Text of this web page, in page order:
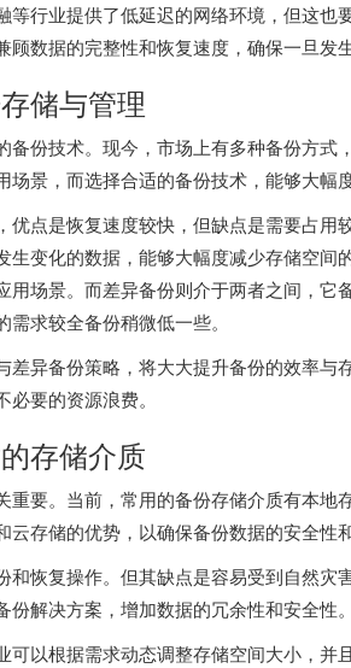
行业提供了低延迟的网络环境，但这也
数据的完整性和恢复速度，确保一旦发
储与管理
份技术。现今，市场上有多种备份方式
景，而选择合适的备份技术，能够大幅
点是恢复速度较快，但缺点是需要占用
变化的数据，能够大幅度减少存储空间
场景。而差异备份则介于两者之间，它
求较全备份稍微低一些。
异备份策略，将大大提升备份的效率与
要的资源浪费。
存储介质
要。当前，常用的备份存储介质有本地
存储的优势，以确保备份数据的安全性
恢复操作。但其缺点是容易受到自然灾
解决方案，增加数据的冗余性和安全性。
以根据需求动态调整存储空间大小，并